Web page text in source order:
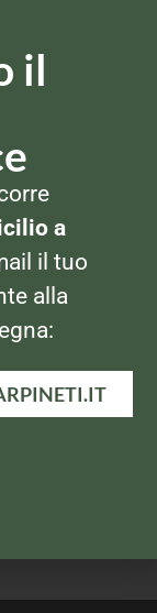
DADI
di Brodo
il
a
il tuo
alla